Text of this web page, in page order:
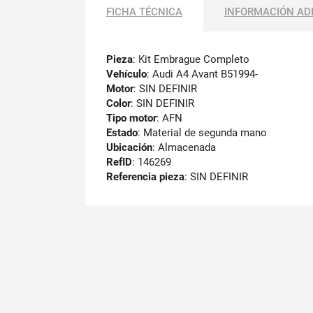
FICHA TÉCNICA INFORMACIÓN
Pieza: Kit Embrague Completo
Vehículo: Audi A4 Avant B51994-
Motor: SIN DEFINIR
Color: SIN DEFINIR
Tipo motor: AFN
Estado: Material de segunda mano
Ubicación: Almacenada
RefID: 146269
Referencia pieza: SIN DEFINIR